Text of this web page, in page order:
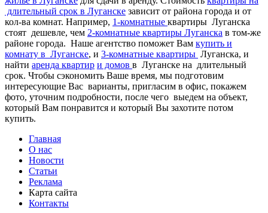
длительный срок в Луганске зависит от района города и от
кол-ва комнат. Например, 1-комнатные квартиры Луганска
стоят дешевле, чем 2-комнатные квартиры Луганска в том-же
районе города. Наше агентство поможет Вам купить и
комнату в Луганске, и 3-комнатные квартиры Луганска, и
найти аренда квартир и домов в Луганске на длительный
срок. Чтобы сэкономить Ваше время, мы подготовим
интересующие Вас варианты, пригласим в офис, покажем
фото, уточним подробности, после чего выедем на объект,
который Вам понравится и который Вы захотите потом
купить.
Главная
О нас
Новости
Статьи
Реклама
Карта сайта
Контакты